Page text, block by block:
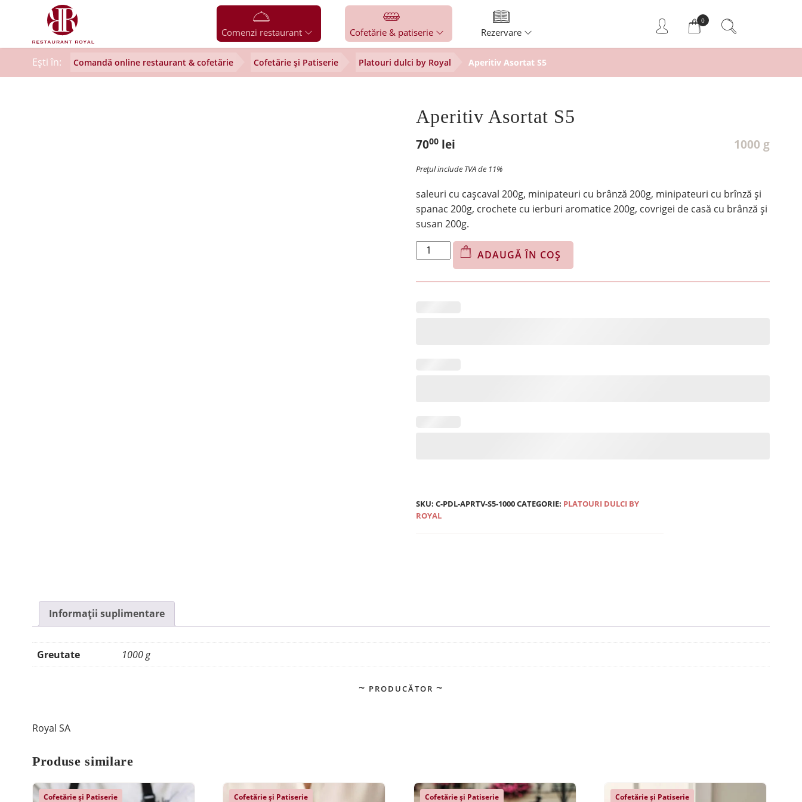
Comenzi restaurant Cofetărie & patiserie Rezervare
0
Ești în: Comandă online restaurant & cofetărie Cofetărie și Patiserie Platouri dulci by Royal Aperitiv Asortat S5
Aperitiv Asortat S5
7000 lei 1000 g
Prețul include TVA de 11%
saleuri cu cașcaval 200g, minipateuri cu brânză 200g, minipateuri cu brînză și
spanac 200g, crochete cu ierburi aromatice 200g, covrigei de casă cu brânză și
susan 200g.
Cantitate
Aperitiv
ADAUGĂ ÎN COȘ
SKU: C-PDL-APRTV-S5-1000CATEGORIE: PLATOURI DULCI BY
ROYAL
Informații suplimentare
Greutate 1000 g
PRODUCĂTOR
Royal SA
Produse similare
Cofetărie și Patiserie Cofetărie și Patiserie Cofetărie și Patiserie Cofetărie și Patiserie